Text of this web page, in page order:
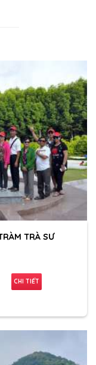
TRÀ SƯ
CHI TIẾT